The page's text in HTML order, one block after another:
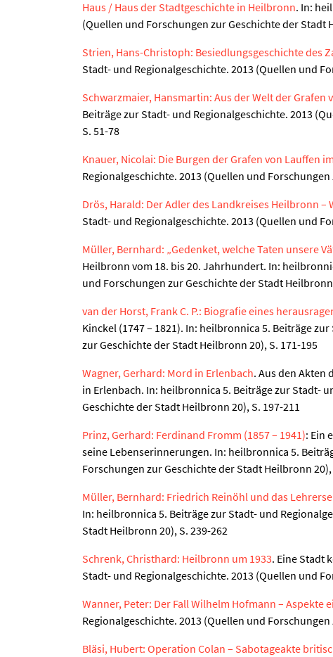
Haus / Haus der Stadtgeschichte in Heilbronn. In:
(Quellen und Forschungen zur Geschichte der Stadt
Strien, Hans-Christoph: Besiedlungsgeschichte des
Stadt- und Regionalgeschichte. 2013 (Quellen und
Schwarzmaier, Hansmartin: Aus der Welt der Grafen
Beiträge zur Stadt- und Regionalgeschichte. 2013
S. 51-78
Knauer, Nicolai: Die Burgen der Grafen von Lauffen
Regionalgeschichte. 2013 (Quellen und
Drös, Harald: Der Adler des Landkreises Heilbronn –
Stadt- und Regionalgeschichte. 2013 (Quellen und
Müller, Bernhard: „Gedenket, welche Taten unsere
Heilbronn vom 18. bis 20. Jahrhundert. In:
und Forschungen zur Geschichte der Stadt Heilbronn
van der Horst, Frank C. P.: Biografie eines
Kinckel (1747 – 1821). In: heilbronnica 5. Beiträge
zur Geschichte der Stadt Heilbronn 20), S. 171-195
Wagner, Gerhard: Mord in Erlenbach. Aus den Akten
in Erlenbach. In: heilbronnica 5. Beiträge zur Stadt-
Geschichte der Stadt Heilbronn 20), S. 197-211
Prinz, Gerhard: Ferdinand Fromm (1857 – 1941): Ein
seine Lebenserinnerungen. In: heilbronnica 5.
Forschungen zur Geschichte der Stadt Heilbronn 20),
Müller, Bernhard: Friedrich Reinöhl und das
In: heilbronnica 5. Beiträge zur Stadt- und
Stadt Heilbronn 20), S. 239-262
Schrenk, Christhard: Heilbronn um 1933. Eine Stadt
Stadt- und Regionalgeschichte. 2013 (Quellen und
Wanner, Peter: Der Fall Wilhelm Hofmann – Aspekte
Regionalgeschichte. 2013 (Quellen und
Bläsi, Hubert: Operation Colan – Sabotageakte